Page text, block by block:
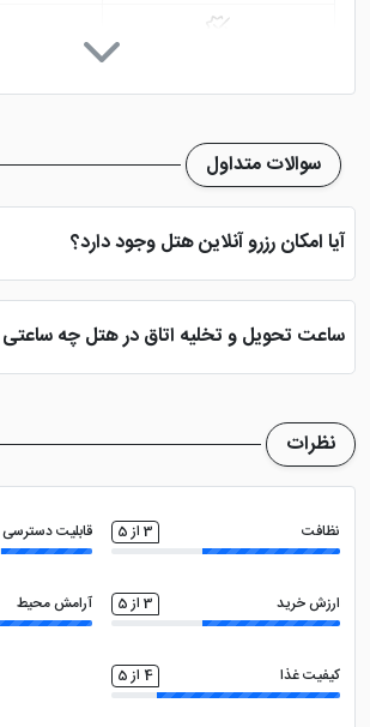
سوالات متداول
آیا امکان رزرو آنلاین هتل وجود دارد؟
بله، با انتخاب تاریخ ورود و خروج، نوع اتاق و
دریافت نمایید.
ساعت تحویل و تخلیه اتاق در هتل چه
نظرات
نظافت 3 از 5 قابلیت دسترسی
ارزش خرید 3 از 5 آرامش محیط
کیفیت غذا 4 از 5